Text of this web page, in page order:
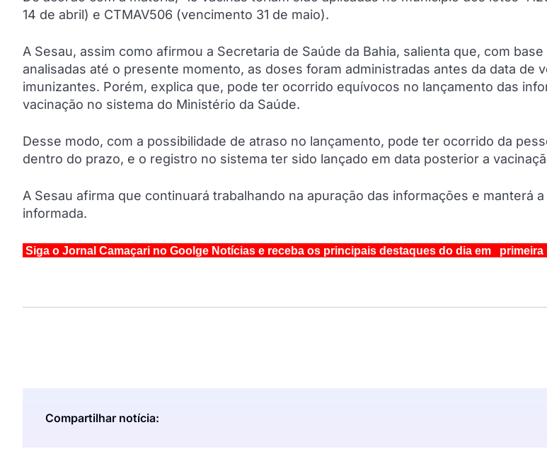
14 de abril) e CTMAV506 (vencimento 31 de maio).
A Sesau, assim como afirmou a Secretaria de Saúde da Bahia, salienta que, com
analisadas até o presente momento, as doses foram administradas antes da data de
imunizantes. Porém, explica que, pode ter ocorrido equívocos no lançamento das
vacinação no sistema do Ministério da Saúde.
Desse modo, com a possibilidade de atraso no lançamento, pode ter ocorrido da
dentro do prazo, e o registro no sistema ter sido lançado em data posterior a
A Sesau afirma que continuará trabalhando na apuração das informações e manterá
informada.
Siga o Jornal Camaçari no Goolge Notícias e receba os principais destaques do dia em primeira
Compartilhar notícia: